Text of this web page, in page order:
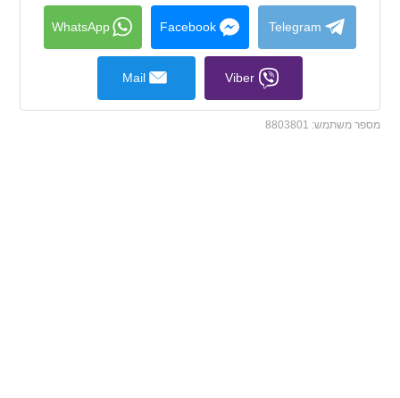
collapse
contents
Telegram
Facebook
WhatsApp
Viber
Mail
מספר משתמש: 8803801